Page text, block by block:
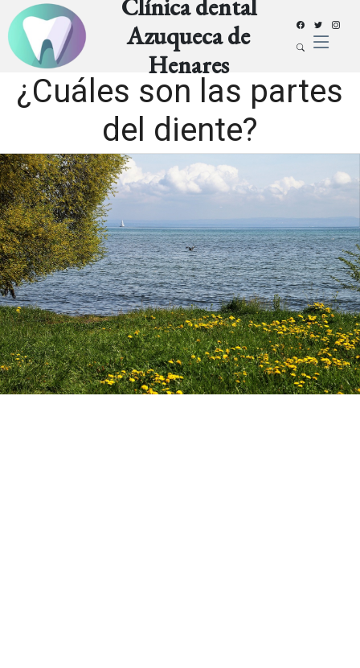
Clínica dental
Azuqueca de
Henares
¿Cuáles son las partes
del diente?